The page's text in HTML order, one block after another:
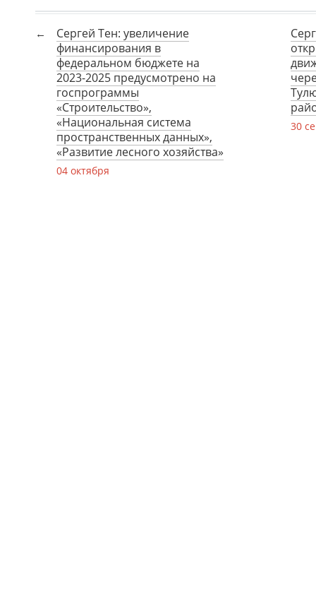
Сергей Тен: увеличение
финансирования в
федеральном бюджете на
2023-2025 предусмотрено на
госпрограммы
«Строительство»,
«Национальная система
пространственных данных»,
«Развитие лесного хозяйства»
04 октября
30